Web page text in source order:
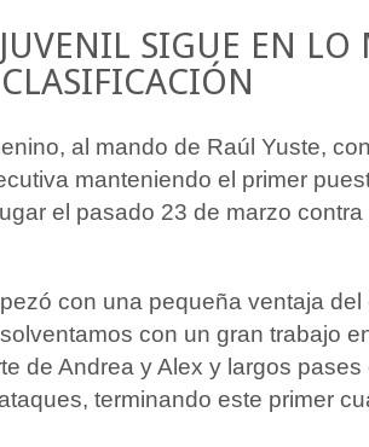
SIGUE EN LO
al mando de Raúl Yuste,
manteniendo el primer
el pasado 23 de marzo
con una pequeña ventaja
con un gran trabajo
de Andrea y Alex y largos
terminando este primer